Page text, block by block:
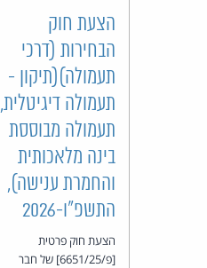
הצעת חוק
הבחירות (דרכי
תעמולה)(תיקון -
תעמולה דיגיטלית,
תעמולה מבוססת
בינה מלאכותית
והחמרת ענישה),
התשפ"ו-2026
הצעת חוק פרטית
[פ/6651/25] של חבר